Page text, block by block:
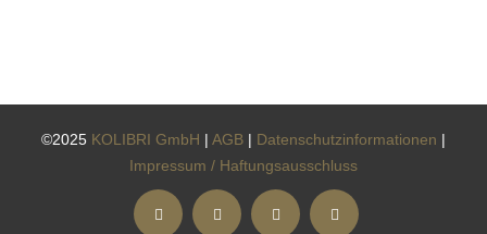
©2025 KOLIBRI GmbH | AGB | Datenschutzinformationen |
Impressum / Haftungsausschluss